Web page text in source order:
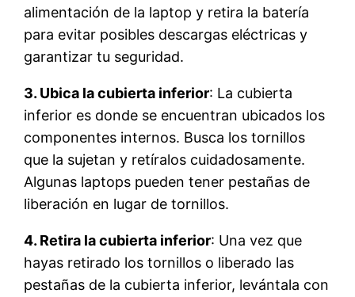
alimentación de la laptop y retira la batería
para evitar posibles descargas eléctricas y
garantizar tu seguridad.
3. Ubica la cubierta inferior: La cubierta
inferior es donde se encuentran ubicados los
componentes internos. Busca los tornillos
que la sujetan y retíralos cuidadosamente.
Algunas laptops pueden tener pestañas de
liberación en lugar de tornillos.
4. Retira la cubierta inferior: Una vez que
hayas retirado los tornillos o liberado las
pestañas de la cubierta inferior, levántala con